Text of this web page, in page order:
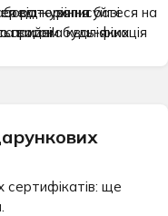
від куріння.
прийом будь-яких
на базі
висока кваліфікація
— записуйтеся на
сертифікатів: ще